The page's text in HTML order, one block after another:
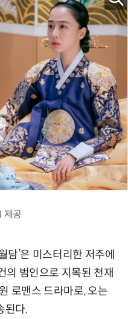
제공
담’은 미스터리한 저주에
의 범인으로 지목된 천재
로맨스 드라마로, 오는
된다.